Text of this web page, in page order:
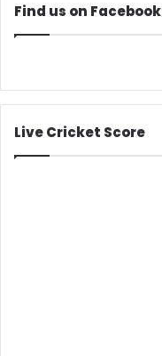
Find us on Facebook
Live Cricket Score